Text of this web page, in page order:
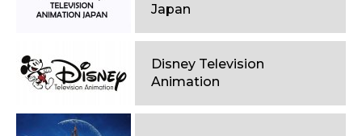
Japan
Disney Television
Animation